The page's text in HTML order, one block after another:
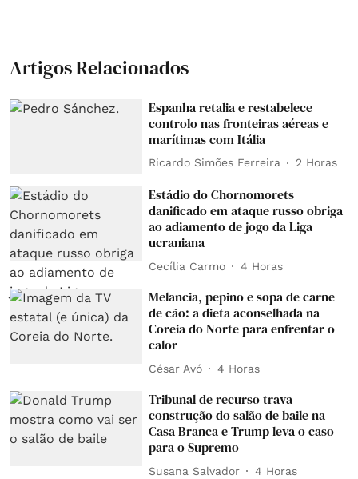
Artigos Relacionados
Espanha retalia e restabelece
controlo nas fronteiras aéreas e
marítimas com Itália
Ricardo Simões Ferreira 2 Horas
Estádio do Chornomorets
danificado em ataque russo obriga
ao adiamento de jogo da Liga
ucraniana
Cecília Carmo 4 Horas
Melancia, pepino e sopa de carne
de cão: a dieta aconselhada na
Coreia do Norte para enfrentar o
calor
César Avó 4 Horas
Tribunal de recurso trava
construção do salão de baile na
Casa Branca e Trump leva o caso
para o Supremo
Susana Salvador 4 Horas